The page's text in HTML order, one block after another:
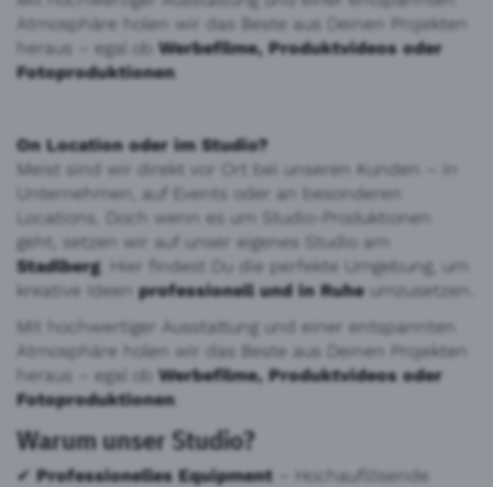
Atmosphäre holen wir das Beste aus Deinen Projekten
heraus – egal ob
Werbefilme, Produktvideos oder
Fotoproduktionen.
On Location oder im Studio?
Meist sind wir direkt vor Ort bei unseren Kunden – in
Unternehmen, auf Events oder an besonderen
Locations. Doch wenn es um Studio-Produktionen
geht, setzen wir auf unser eigenes Studio am
Stadlberg. Hier findest Du die perfekte Umgebung, um
kreative Ideenprofessionell und in Ruheumzusetzen.
Mit hochwertiger Ausstattung und einer entspannten
Atmosphäre holen wir das Beste aus Deinen Projekten
heraus – egal ob Werbefilme, Produktvideos oder
Fotoproduktionen.
Warum unser Studio?
✔ Professionelles Equipment – Hochauflösende